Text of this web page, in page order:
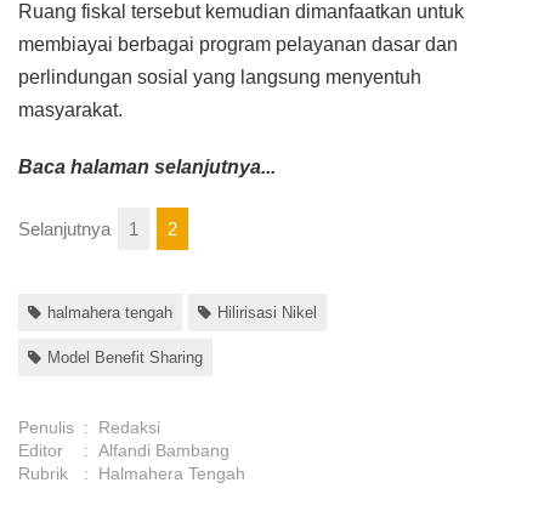
Ruang fiskal tersebut kemudian dimanfaatkan untuk
membiayai berbagai program pelayanan dasar dan
perlindungan sosial yang langsung menyentuh
masyarakat.
Baca halaman selanjutnya...
Selanjutnya 1 2
halmahera tengah Hilirisasi Nikel
Model Benefit Sharing
Penulis :
Redaksi
Editor
: Alfandi Bambang
Rubrik
: Halmahera Tengah